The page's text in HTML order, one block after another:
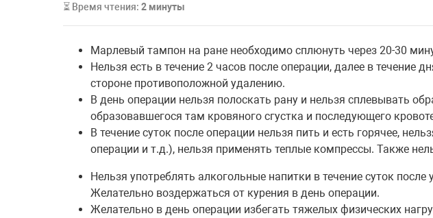
⏳ Время чтения: 2 минуты
Марлевый тампон на ране необходимо сплюнуть через 20-30
Нельзя есть в течение 2 часов после операции, далее в течение
стороне противоположной удалению.
В день операции нельзя полоскать рану и нельзя сплевывать
образовавшегося там кровяного сгустка и последующего
В течение суток после операции нельзя пить и есть горячее,
операции и т.д.), нельзя применять теплые компрессы. Также
Нельзя употреблять алкогольные напитки в течение суток после
Желательно воздержаться от курения в день операции.
Желательно в день операции избегать тяжелых физических